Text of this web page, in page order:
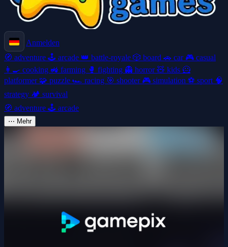
Anmelden
🧭 adventure 🕹️ arcade 👑 battle-royale 🎲 board 🚗 car 🎮 casual
👩‍🍳 cooking 🚜 farming 🥊 fighting 👻 horror🧸 kids 🦸
platformer 🧩 puzzle 🏎️ racing 🎯 shooter 🎮 simulation ⚽ sport 🧠
strategy 🏕️ survival
🧭 adventure 🕹️ arcade
⋯ Mehr